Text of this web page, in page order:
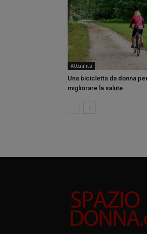
Attualità
Una bicicletta da donna
migliorare la salute